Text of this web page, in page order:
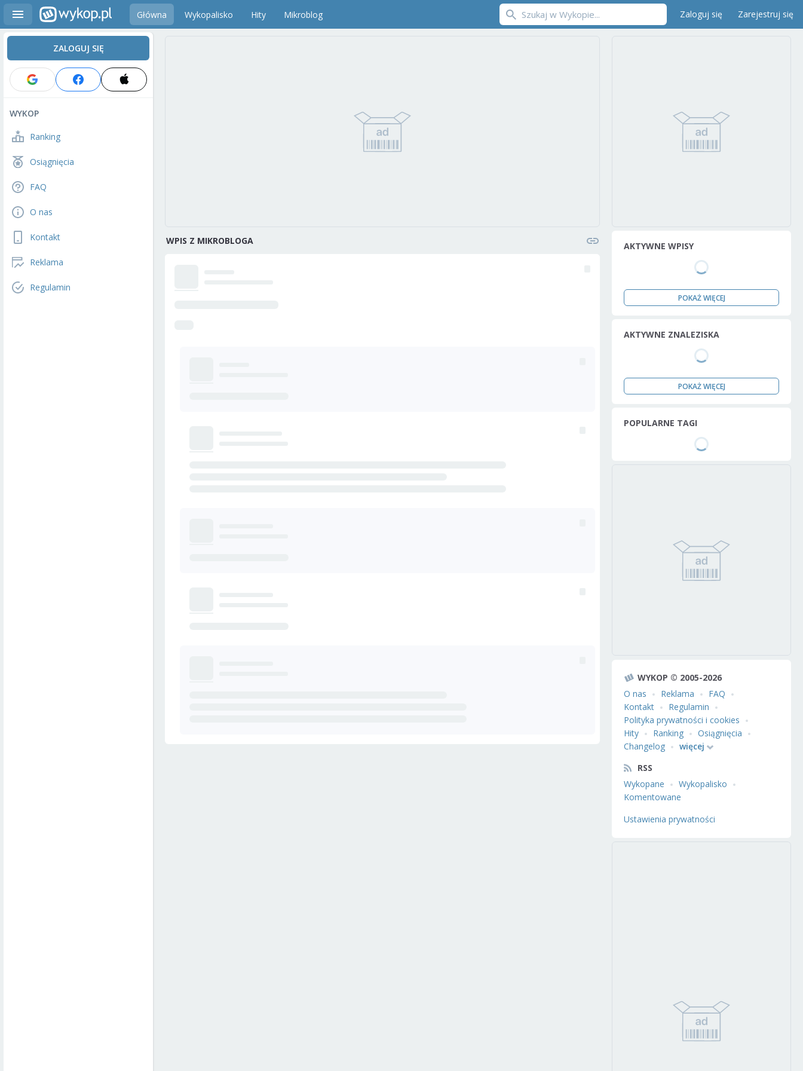
Główna Wykopalisko Hity Mikroblog Zaloguj się Zarejestruj się
ZALOGUJ SIĘ
WYKOP
Ranking
Osiągnięcia
FAQ
O nas
Kontakt
Reklama
Regulamin
WPIS Z MIKROBLOGA AKTYWNE WPISY
POKAŻ WIĘCEJ
AKTYWNE ZNALEZISKA
POKAŻ WIĘCEJ
POPULARNE TAGI
WYKOP © 2005-2026
O nas
Reklama
FAQ
Kontakt
Regulamin
Polityka prywatności i cookies
Hity
Ranking
Osiągnięcia
Changelog
więcej
RSS
Wykopane
Wykopalisko
Komentowane
Ustawienia prywatności